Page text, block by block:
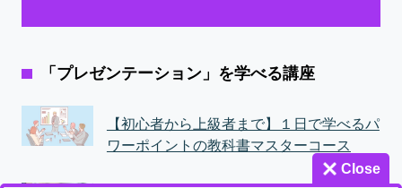
「プレゼンテーション」を学べる講座
【初心者から上級者まで】１日で学べるパ
ワーポイントの教科書マスターコース
Close